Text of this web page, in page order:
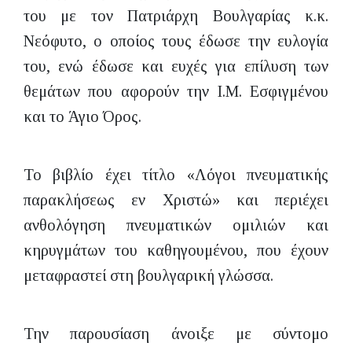
του με τον Πατριάρχη Βουλγαρίας κ.κ.
Νεόφυτο, ο οποίος τους έδωσε την ευλογία
του, ενώ έδωσε και ευχές για επίλυση των
θεμάτων που αφορούν την Ι.Μ. Εσφιγμένου
και το Άγιο Όρος.
Το βιβλίο έχει τίτλο «Λόγοι πνευματικής
παρακλήσεως εν Χριστώ» και περιέχει
ανθολόγηση πνευματικών ομιλιών και
κηρυγμάτων του καθηγουμένου, που έχουν
μεταφραστεί στη βουλγαρική γλώσσα.
Την παρουσίαση άνοιξε με σύντομο